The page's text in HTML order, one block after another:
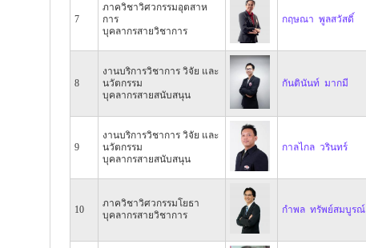
7
ภาควิชาวิศวกรรมอุตสาห
การ
บุคลากรสายวิชาการ
กฤษณา พูลสวัสดิ์
8
งานบริการวิชาการ วิจัย และ
นวัตกรรม
บุคลากรสายสนับสนุน
กันตินันท์ มากมี
9
งานบริการวิชาการ วิจัย และ
นวัตกรรม
บุคลากรสายสนับสนุน
กาลไกล วรินทร์
10
ภาควิชาวิศวกรรมโยธา
บุคลากรสายวิชาการ
กำพล ทรัพย์สมบูรณ์